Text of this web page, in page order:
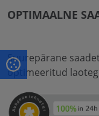
OPTIMAALNE
Suurepärane
optimeeritud